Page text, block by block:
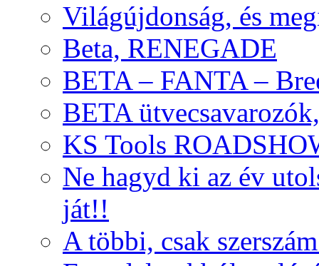
Világújdonság, és
Beta, RENEGADE
BETA – FANTA –
BETA
KS Tools
Ne hagyd ki az év
ját!!
A többi, csak